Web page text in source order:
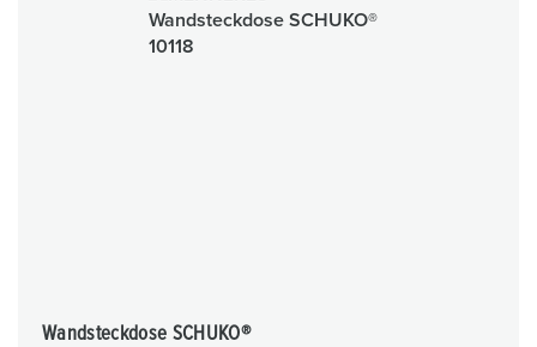
Wandsteckdose SCHUKO®